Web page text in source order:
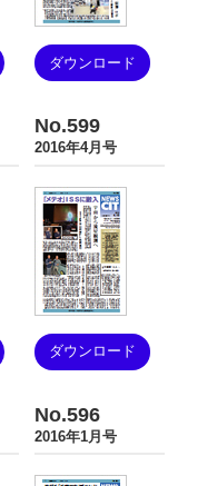
ダウンロード
No.599
2016年4月号
ダウンロード
No.596
2016年1月号